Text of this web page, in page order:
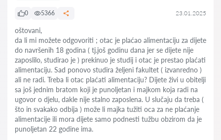
0 5366 23.01.2025
oštovani,
da li mi možete odgovoriti ; otac je plaćao alimentaciju za dijete
do navršenih 18 godina ( tj.još godinu dana jer se dijete nije
zaposlilo, studirao je ) prekinuo je studij i otac je prestao plaćati
alimentaciju. Sad ponovo studira željeni fakultet ( izvanredno )
ali ne radi. Treba li otac plaćati alimentaciju? Dijete živi u obitelji
sa još jednim bratom koji je punoljetan i majkom koja radi na
ugovor o djelu, dakle nije stalno zaposlena. U slučaju da treba (
što in svakako odbija ) može li majka tužiti oca za ne plaćanje
alimentacije ili mora dijete samo podnesti tužbu obzirom da je
punoljetan 22 godine ima.